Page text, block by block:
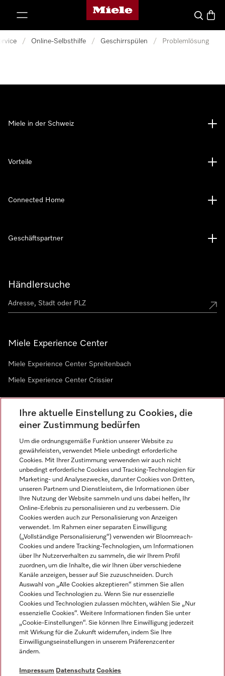
Miele-Homepage
Suche
/ Online-Selbsthilfe / Geschirrspülen / Problemlösung
Händlersuche
Miele Experience Center
Miele Experience Center Spreitenbach
Miele Experience Center Crissier
Newsletter
Sprache
DEUTSCH
Miele in der Schweiz
Vorteile
Connected Home
Geschäftspartner
Impressum
Datenschutz
Miele auf YoutubeMiele auf Instagram
Miele auf Facebook
Miele auf LinkedInMiele auf LinkedIn
Ihre aktuelle Einstellung zu Cookies, die
einer Zustimmung bedürfen
Um die ordnungsgemäße Funktion unserer Website zu
gewährleisten, verwendet Miele unbedingt erforderliche
Cookies. Mit Ihrer Zustimmung verwenden wir auch nicht
unbedingt erforderliche Cookies und Tracking-Technologien für
Marketing- und Analysezwecke, darunter Cookies von Dritten,
unseren Partnern und Dienstleistern, die Informationen über
Ihre Nutzung der Website sammeln und uns dabei helfen, Ihr
Online-Erlebnis zu personalisieren und zu verbessern. Die
Cookies werden auch zur Personalisierung von Anzeigen
verwendet. Im Rahmen einer separaten Einwilligung
(„Vollständige Personalisierung“) verwenden wir Bloomreach-
Cookies und andere Tracking-Technologien, um Informationen
über Ihr Nutzerverhalten zu sammeln, die wir Ihrem Profil
zuordnen, um die Inhalte, die wir Ihnen über verschiedene
Kanäle anzeigen, besser auf Sie zuzuschneiden. Durch
Auswahl von „Alle Cookies akzeptieren“ stimmen Sie allen
Cookies und Technologien zu. Wenn Sie nur essenzielle
Cookies und Technologien zulassen möchten, wählen Sie „Nur
essenzielle Cookies“. Weitere Informationen finden Sie unter
„Cookie-Einstellungen“. Sie können Ihre Einwilligung jederzeit
mit Wirkung für die Zukunft widerrufen, indem Sie Ihre
Einwilligungseinstellungen in unserem Präferenzcenter
ändern.
Impressum Datenschutz Cookies